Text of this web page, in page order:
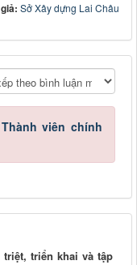
Sở Xây dựng Lai Châu
Thành viên chính
triển khai và tập